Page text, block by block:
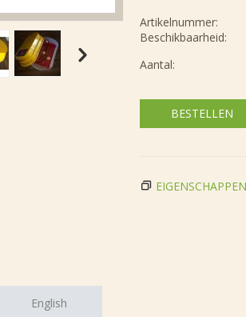
Artikelnummer:
Beschikbaarheid:
Aantal:
BESTELLEN
EIGENSCHAPPEN
English